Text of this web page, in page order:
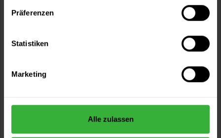
Präferenzen
Statistiken
Marketing
Alle zulassen
Hochflexibles, dünnes Weichfolienband für anspruchsvolle
Designlackierungen, kreative...